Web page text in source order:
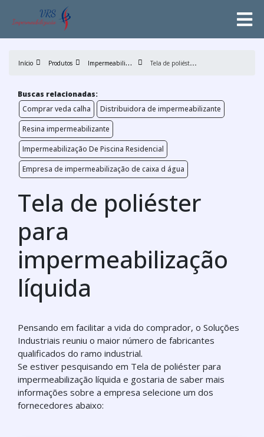
Início Produtos I
mpermeabilização T
ela de poliéster para impermeabilização líquida
Buscas relacionadas:
Comprar veda calha
Distribuidora de impermeabilizante
Resina impermeabilizante
Impermeabilização De Piscina Residencial
Empresa de impermeabilização de caixa d água
Tela de poliéster
para
impermeabilização
líquida
Pensando em facilitar a vida do comprador, o Soluções
Industriais reuniu o maior número de fabricantes
qualificados do ramo industrial.
Se estiver pesquisando em Tela de poliéster para
impermeabilização líquida e gostaria de saber mais
informações sobre a empresa selecione um dos
fornecedores abaixo: